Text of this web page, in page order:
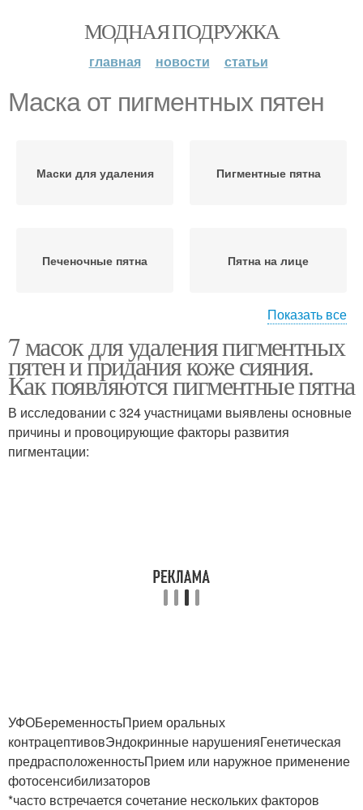
МОДНАЯ ПОДРУЖКА
главная новости статьи
Маска от пигментных пятен
Маски для удаления Пигментные пятна
Печеночные пятна Пятна на лице
Пятна с куркумой Народные маски
Маски от пигментных
пятен
Пятна в домашних
Показать все
7 масок для удаления пигментных
пятен и придания коже сияния.
Как появляются пигментные пятна
В исследовании с 324 участницами выявлены основные
причины и провоцирующие факторы развития
пигментации:
УФОБеременностьПрием оральных
контрацептивовЭндокринные нарушенияГенетическая
предрасположенностьПрием или наружное применение
фотосенсибилизаторов
*часто встречается сочетание нескольких факторов